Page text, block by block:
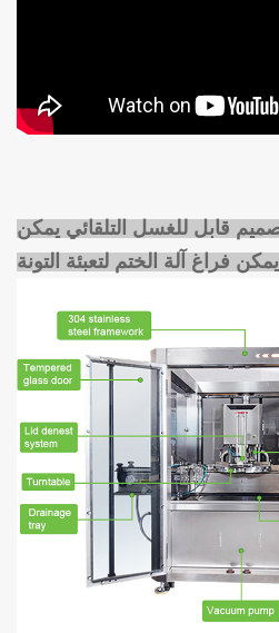
قابل للغسل التلقائي يمكن
فراغ آلة الختم لتعبئة التونة